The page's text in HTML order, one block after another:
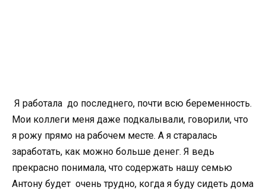
Я работала до последнего, почти всю беременность.
Мои коллеги меня даже подкалывали, говорили, что
я рожу прямо на рабочем месте. А я старалась
заработать, как можно больше денег. Я ведь
прекрасно понимала, что содержать нашу семью
Антону будет очень трудно, когда я буду сидеть дома